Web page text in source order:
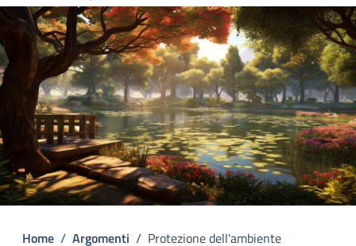
Home / Argomenti / Protezione dell'ambiente